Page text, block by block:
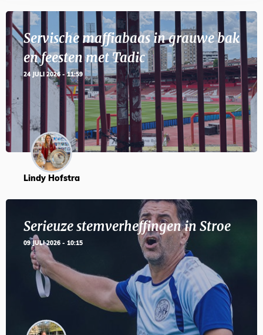
Servische maffiabaas in grauwe bak
en feesten met Tadic
24 JULI 2026 - 11:59
Lindy Hofstra
Serieuze stemverheffingen in Stroe
09 JULI 2026 - 10:15